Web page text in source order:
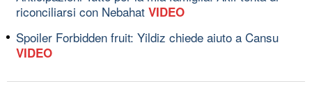
riconciliarsi con Nebahat VIDEO
Spoiler Forbidden fruit: Yildiz chiede aiuto a Cansu
VIDEO